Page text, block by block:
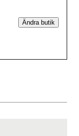
Ändra butik